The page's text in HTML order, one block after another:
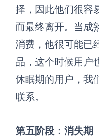
择，因此他们很容
而最终离开。 当成
消费，他很可能已
品，这个时候用户
休眠期的用户，我
联系。
第五阶段：消失期